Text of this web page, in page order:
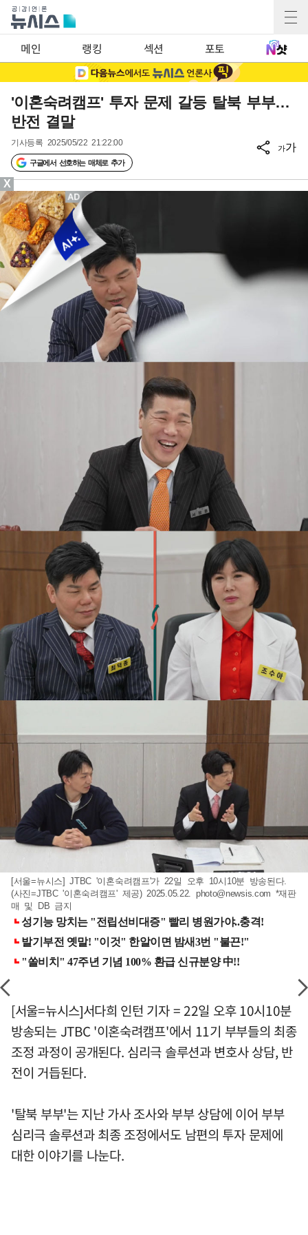
메인 랭킹 섹션 포토
'이혼숙려캠프' 투자 문제 갈등 탈북 부부…
반전 결말
기사등록 2025/05/22 21:22:00
구글에서 선호하는 매체로 추가
가가
[서울=뉴시스] JTBC '이혼숙려캠프'가 22일 오후 10시10분 방송된다.
(사진=JTBC '이혼숙려캠프' 제공) 2025.05.22. photo@newsis.com *재판
매 및 DB 금지
[서울=뉴시스]서다희 인턴 기자 = 22일 오후 10시10분
방송되는 JTBC '이혼숙려캠프'에서 11기 부부들의 최종
조정 과정이 공개된다. 심리극 솔루션과 변호사 상담, 반
전이 거듭된다.
'탈북 부부'는 지난 가사 조사와 부부 상담에 이어 부부
심리극 솔루션과 최종 조정에서도 남편의 투자 문제에
대한 이야기를 나눈다.
X